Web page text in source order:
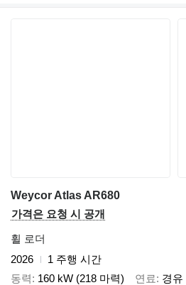
Weycor Atlas AR680
가격은 요청 시 공개
휠 로더
2026
1 주행 시간
동력
160 kW (218 마력) 연료 경유